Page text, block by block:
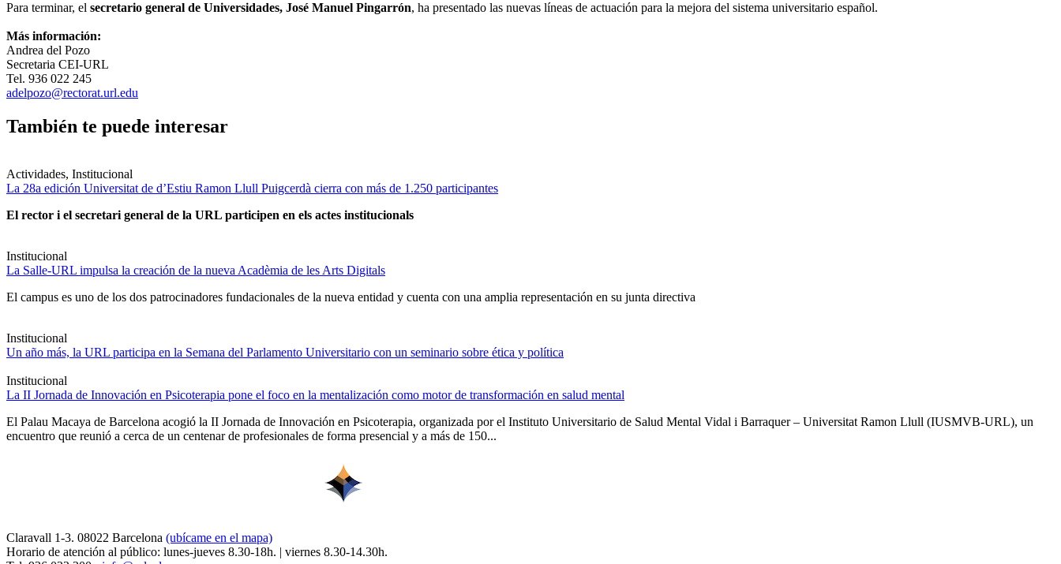
Para terminar, el secretario general de Universidades, José Manuel Pingarrón, ha presentado las nuevas líneas de actuación para la mejora del sistema universitario español.
Más información:
Andrea del Pozo
Secretaria CEI-URL
Tel. 936 022 245
adelpozo@rectorat.url.edu
También te puede interesar
Actividades, Institucional
La 28a edición Universitat de d’Estiu Ramon Llull Puigcerdà cierra con más de 1.250 participantes
El rector i el secretari general de la URL participen en els actes institucionals
Institucional
La Salle-URL impulsa la creación de la nueva Acadèmia de les Arts Digitals
El campus es uno de los dos patrocinadores fundacionales de la nueva entidad y cuenta con una amplia representación en su junta directiva
Institucional
Un año más, la URL participa en la Semana del Parlamento Universitario con un seminario sobre ética y política
Institucional
La II Jornada de Innovación en Psicoterapia pone el foco en la mentalización como motor de transformación en salud mental
El Palau Macaya de Barcelona acogió la II Jornada de Innovación en Psicoterapia, organizada por el Instituto Universitario de Salud Mental Vidal i Barraquer – Universitat Ramon Llull (IUSMVB-URL), un
encuentro que reunió a cerca de un centenar de profesionales de forma presencial y a más de 150...
Claravall 1-3. 08022 Barcelona (ubícame en el mapa)
Horario de atención al público: lunes-jueves 8.30-18h. | viernes 8.30-14.30h.